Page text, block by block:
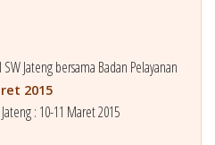
Jateng bersama Badan Pelayanan
2015
: 10-11 Maret 2015